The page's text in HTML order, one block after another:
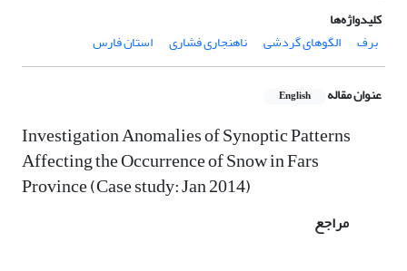
کلیدواژه‌ها
برف
الگوهای گردشی ناهنجاری فشاری استان فارس
عنوان مقاله English
Investigation Anomalies of Synoptic Patterns
Affecting the Occurrence of Snow in Fars
Province (Case study: Jan 2014)
مراجع